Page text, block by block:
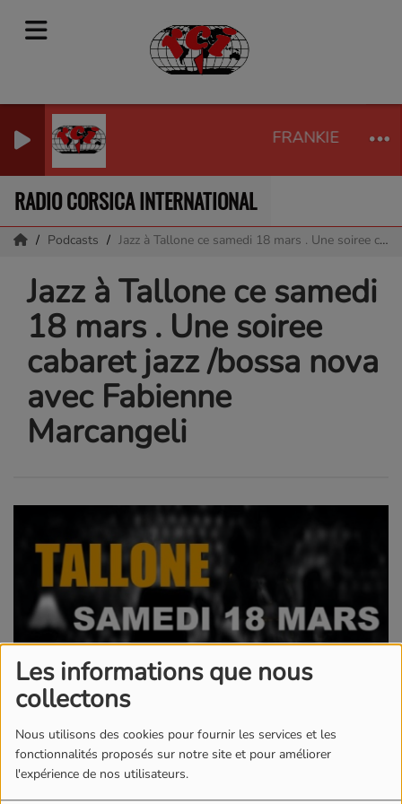
Les informations que nous
collectons
Nous utilisons des cookies pour fournir les services et les
fonctionnalités proposés sur notre site et pour améliorer
l'expérience de nos utilisateurs.
FRANKIE GOES
RADIO CORSICA INTERNATIONAL
Podcasts Jazz à Tallone ce samedi 18 mars . Une soiree cabaret jazz /bossa nova avec Fabienne Marcangeli
Jazz à Tallone ce samedi
18 mars . Une soiree
cabaret jazz /bossa nova
avec Fabienne
Marcangeli